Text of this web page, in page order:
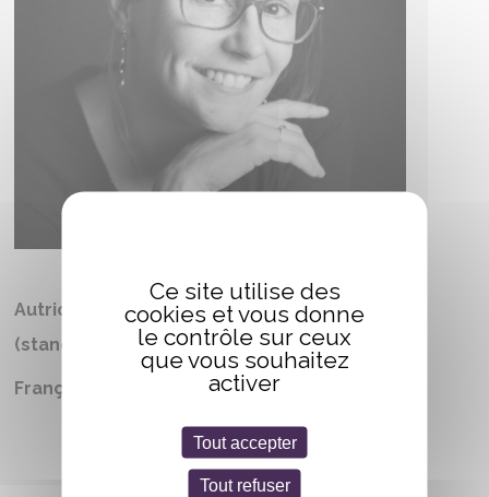
Autrices/auteurs et artistes présents
(stands éditeurs)
Française
Ce site utilise des
cookies et vous donne
le contrôle sur ceux
que vous souhaitez
activer
Tout accepter
Tout refuser